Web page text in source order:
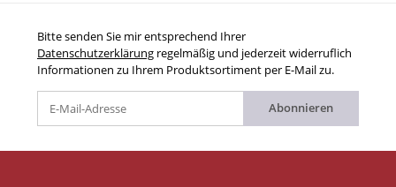
Bitte senden Sie mir entsprechend Ihrer
Datenschutzerklärung regelmäßig und jederzeit widerruflich
Informationen zu Ihrem Produktsortiment per E-Mail zu.
Abonnieren